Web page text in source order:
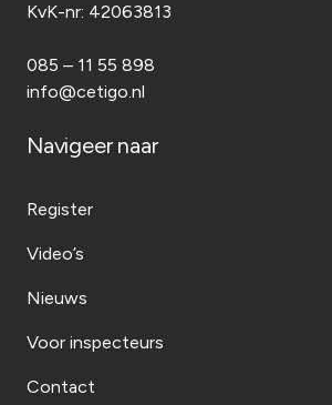
KvK-nr: 42063813
085 – 11 55 898
info@cetigo.nl
Navigeer naar
Register
Video’s
Nieuws
Voor inspecteurs
Contact